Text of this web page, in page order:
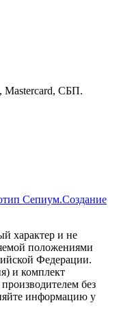
Создание
характер и не
положениями
Федерации.
и комплект
без
информацию у